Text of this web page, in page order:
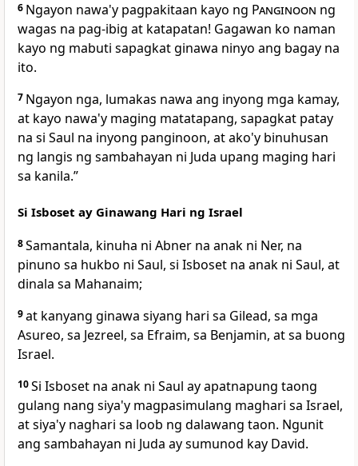
6 Ngayon nawa'y pagpakitaan kayo ng Panginoon ng
wagas na pag-ibig at katapatan! Gagawan ko naman
kayo ng mabuti sapagkat ginawa ninyo ang bagay na
ito.
7 Ngayon nga, lumakas nawa ang inyong mga kamay,
at kayo nawa'y maging matatapang, sapagkat patay
na si Saul na inyong panginoon, at ako'y binuhusan
ng langis ng sambahayan ni Juda upang maging hari
sa kanila.”
Si Isboset ay Ginawang Hari ng Israel
8Samantala, kinuha ni Abner na anak ni Ner, na
pinuno sa hukbo ni Saul, si Isboset na anak ni Saul, at
dinala sa Mahanaim;
9at kanyang ginawa siyang hari sa Gilead, sa mga
Asureo, sa Jezreel, sa Efraim, sa Benjamin, at sa buong
Israel.
10Si Isboset na anak ni Saul ay apatnapung taong
gulang nang siya'y magpasimulang maghari sa Israel,
at siya'y naghari sa loob ng dalawang taon. Ngunit
ang sambahayan ni Juda ay sumunod kay David.